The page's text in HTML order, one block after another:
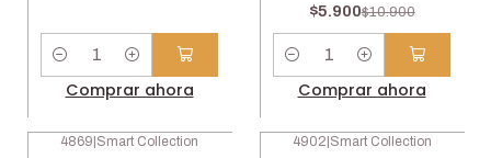
Cantidad
Comprar ahora
$5.900$10.900
Cantidad
Comprar ahora
4869|Smart Collection 4902|Smart Collection